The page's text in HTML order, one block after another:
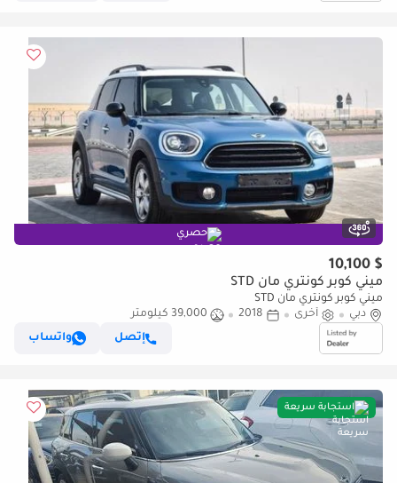
حصري
$ 10,100
ميني كوبر كونتري مان STD
ميني كوبر كونتري مان STD
دبي
أخرى 2018
39,000 كيلومتر
إتصل
واتساب
استجابة سريعة